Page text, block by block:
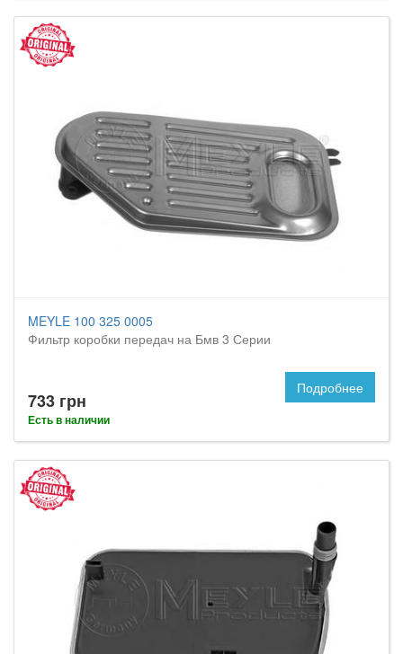
MEYLE 100 325 0005
Фильтр коробки передач на Бмв 3 Серии
733 грн
Есть в наличии
Подробнее